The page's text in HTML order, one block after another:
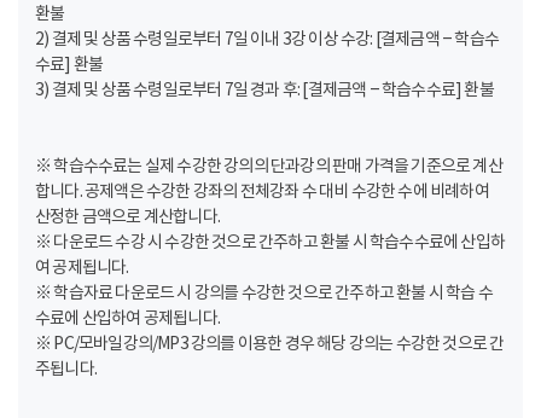
환불
2) 결제 및 상품 수령일로부터 7일 이내 3강 이상 수강: [결제금액 – 학습수
수료] 환불
3) 결제 및 상품 수령일로부터 7일 경과 후: [결제금액 – 학습수수료] 환불
※ 학습수수료는 실제 수강한 강의의 단과강의 판매 가격을 기준으로 계산
합니다. 공제액은 수강한 강좌의 전체강좌 수 대비 수강한 수에 비례하여
산정한 금액으로 계산합니다.
※ 다운로드 수강 시 수강한 것으로 간주하고 환불 시 학습수수료에 산입하
여 공제됩니다.
※ 학습자료 다운로드 시 강의를 수강한 것으로 간주하고 환불 시 학습 수
수료에 산입하여 공제됩니다.
※ PC/모바일강의/MP3 강의를 이용한 경우 해당 강의는 수강한 것으로 간
주됩니다.